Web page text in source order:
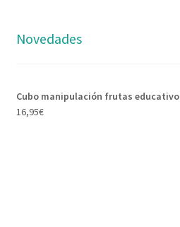
Novedades
Cubo manipulación frutas educativo
16,95€